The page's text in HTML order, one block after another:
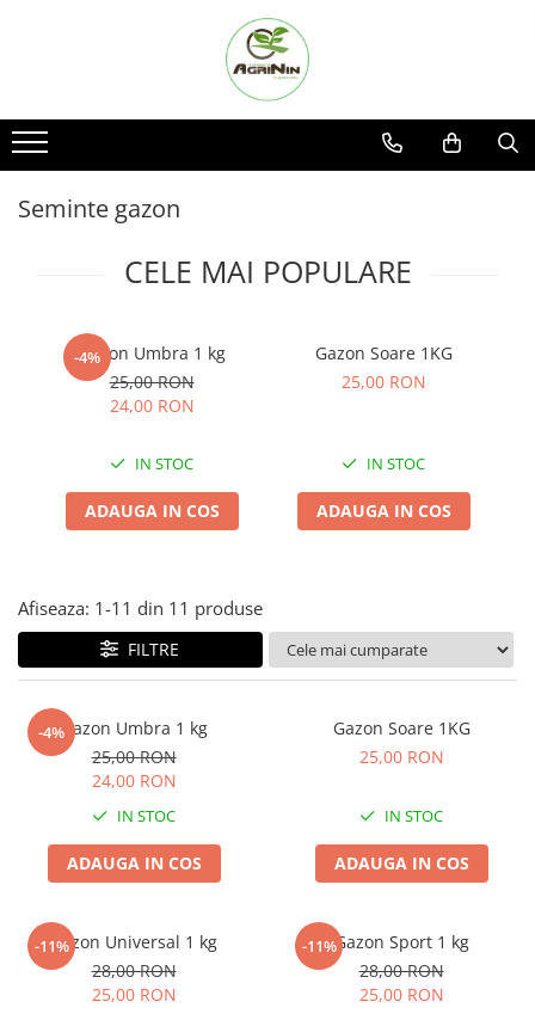
Seminte
Arpagic
Amestec de pasune si cosit
Floarea soarelui
Seminte lucerna
Seminte flori
Seminte porumb
Seminte Porumb
Semnte porumb zaharat
Cartofi samanta
Pepene
Plante medicinale
Seminte broccoli
Seminte castraveti
Seminte ceapa
Seminte conopida
Seminte de Gulii
Seminte de Leustean
Seminte de praz
Seminte dovleac decorativ
Seminte dovlecel / dovleac
Facebook
Instagram
Nu ai gasit produsul cautat?
Cerere oferta
Contact
Seminte gazon
CELE MAI POPULARE
-4%
Gazon Umbra 1 kg
25,00 RON
24,00 RON
IN STOC
ADAUGA IN COS
Gazon Soare 1KG
25,00 RON
IN STOC
ADAUGA IN COS
Afiseaza: 1-11 din 11 produse
FILTRE
-4%Gazon Umbra 1 kg
25,00 RON
24,00 RON
IN STOC
ADAUGA IN COS
Gazon Soare 1KG
25,00 RON
IN STOC
ADAUGA IN COS
-11%Gazon Universal 1 kg
28,00 RON
25,00 RON
-11%Gazon Sport 1 kg
28,00 RON
25,00 RON